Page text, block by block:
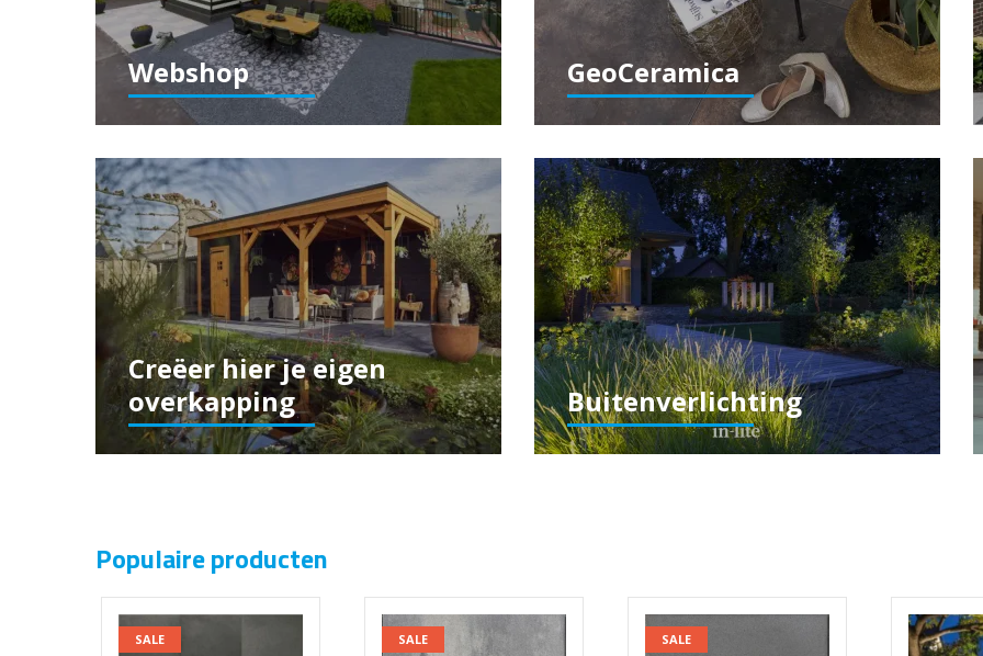
Webshop GeoCeramica
Creëer hier je eigen
overkapping
Buitenverlichting
Populaire producten
SALE SALE SALE